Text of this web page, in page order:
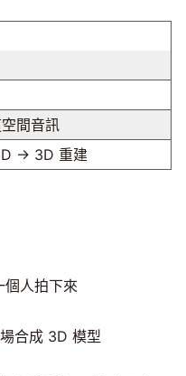
間音訊
→ 3D 重建
個人拍下來
合成 3D 模型